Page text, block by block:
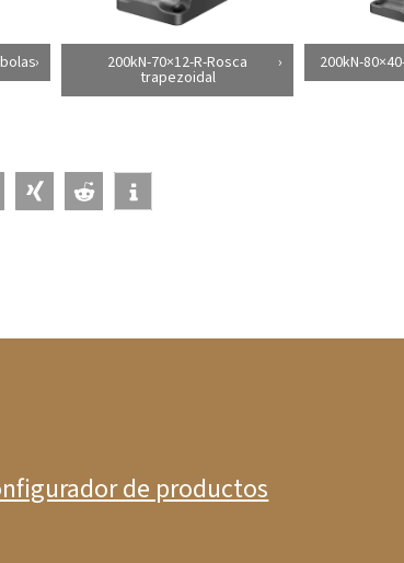
200kN-70×12-R-Rosca
trapezoidal
200kN-
de productos